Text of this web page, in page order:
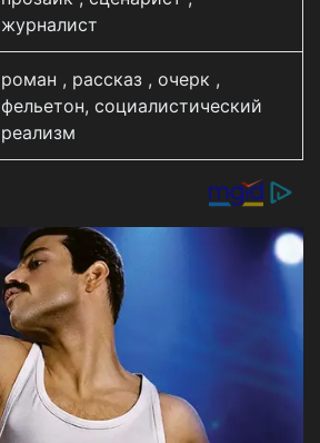
журналист
роман , рассказ , очерк ,
фельетон, социалистический
реализм